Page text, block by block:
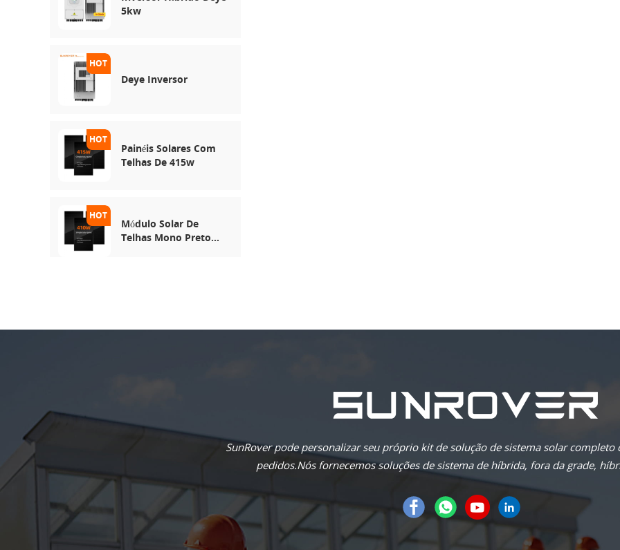
5kw
Deye Inversor
Painéis Solares Com
Telhas De 415w
Módulo Solar De
Telhas Mono Preto
SunRover pode personalizar seu próprio kit de solução de sistema solar completo
pedidos.Nós fornecemos soluções de sistema de híbrida, fora da grade,